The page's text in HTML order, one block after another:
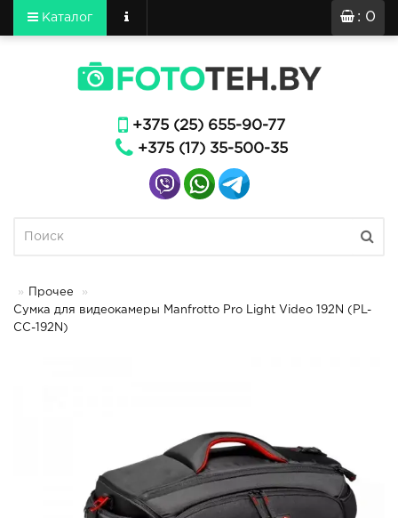
: 0
Каталог
+375 (25) 655-90-77
+375 (17) 35-500-35
Прочее
Сумка для видеокамеры Manfrotto Pro Light Video 192N (PL-
CC-192N)